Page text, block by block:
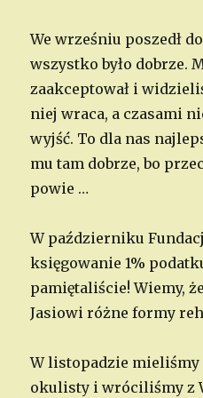
We wrześniu poszedł
wszystko było dobrze.
zaakceptował i
niej wraca, a czasami
wyjść. To dla nas
mu tam dobrze, bo
powie …
W październiku
księgowanie 1%
pamiętaliście! Wiemy,
Jasiowi różne formy
W listopadzie
okulisty i wróciliśmy z